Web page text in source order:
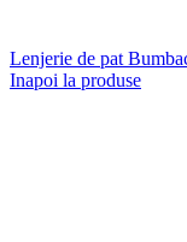
Lenjerie de pat
Inapoi la produse